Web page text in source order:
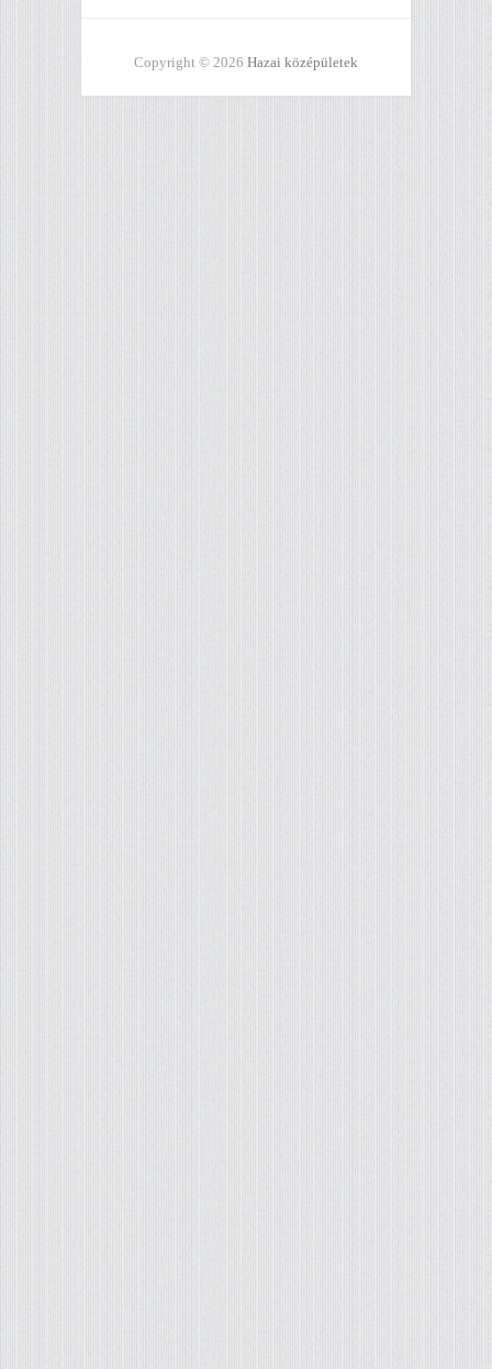
Copyright © 2026 Hazai középületek